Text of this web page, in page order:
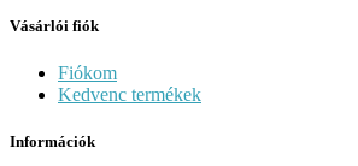
Vásárlói fiók
Fiókom
Kedvenc termékek
Információk